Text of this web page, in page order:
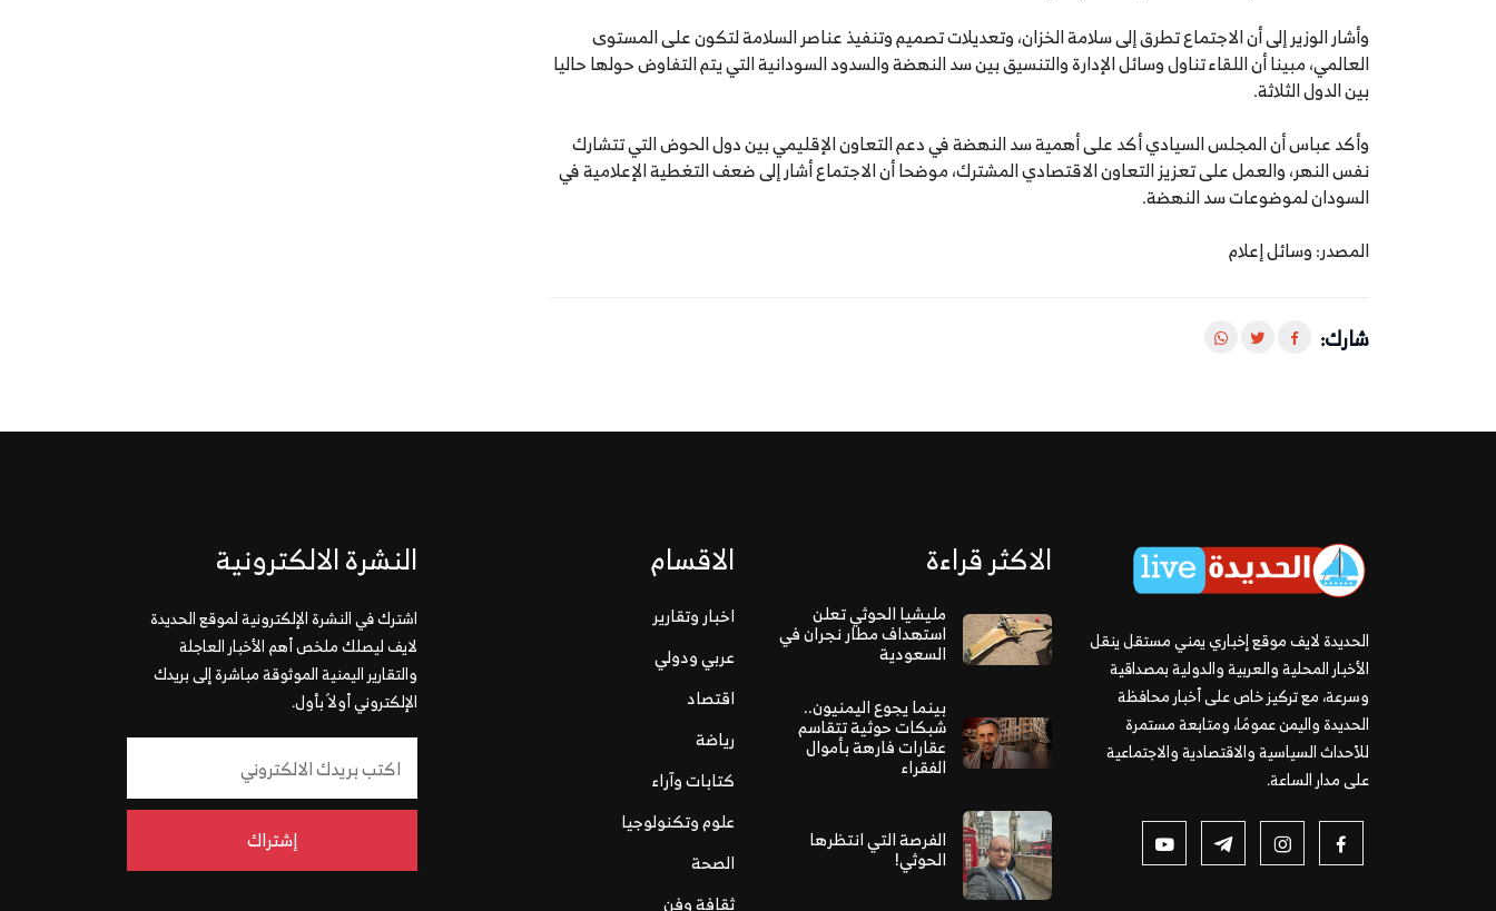
وأشار الوزير إلى أن الاجتماع تطرق إلى سلامة الخزان، وتعديلات تصميم وتنفيذ عناصر السلامة لتكون على المستوى
العالمي، مبينا أن اللقاء تناول وسائل الإدارة والتنسيق بين سد النهضة والسدود السودانية التي يتم التفاوض حولها حاليا
بين الدول الثلاثة.
وأكد عباس أن المجلس السيادي أكد على أهمية سد النهضة في دعم التعاون الإقليمي بين دول الحوض التي تتشارك
نفس النهر، والعمل على تعزيز التعاون الاقتصادي المشترك، موضحا أن الاجتماع أشار إلى ضعف التغطية الإعلامية في
السودان لموضوعات سد النهضة.
المصدر: وسائل إعلام
شارك:
الحديدة لايف موقع إخباري يمني مستقل ينقل
الأخبار المحلية والعربية والدولية بمصداقية
وسرعة، مع تركيز خاص على أخبار محافظة
الحديدة واليمن عمومًا، ومتابعة مستمرة
للأحداث السياسية والاقتصادية والاجتماعية
على مدار الساعة.
الاكثر قراءة
مليشيا الحوثي تعلن
استهداف مطار نجران في
السعودية
بينما يجوع اليمنيون..
شبكات حوثية تتقاسم
عقارات فارهة بأموال
الفقراء
الفرصة التي انتظرها
الحوثي!
الاقسام
اخبار وتقارير
عربي ودولي
اقتصاد
رياضة
كتابات وآراء
علوم وتكنولوجيا
الصحة
ثقافة وفن
النشرة الالكترونية
اشترك في النشرة الإلكترونية لموقع الحديدة
لايف ليصلك ملخص أهم الأخبار العاجلة
والتقارير اليمنية الموثوقة مباشرة إلى بريدك
الإلكتروني أولاً بأول.
إشتراك